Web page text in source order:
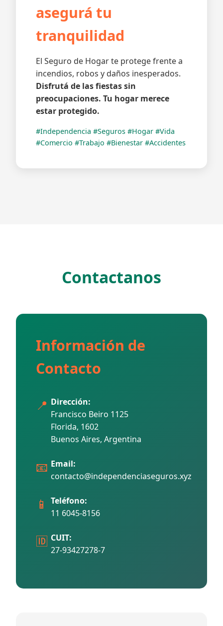
asegurá tu
tranquilidad
El Seguro de Hogar te protege frente a
incendios, robos y daños inesperados.
Disfrutá de las fiestas sin
preocupaciones. Tu hogar merece
estar protegido.
#Independencia #Seguros #Hogar #Vida
#Comercio #Trabajo #Bienestar #Accidentes
Contactanos
Información de
Contacto
📍 Dirección:
Francisco Beiro 1125
Florida, 1602
Buenos Aires, Argentina
📧 Email:
contacto@independenciaseguros.xyz
📱
Teléfono:
11 6045-8156
🆔 CUIT:
27-93427278-7